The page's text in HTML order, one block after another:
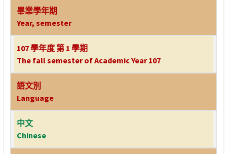
畢業學年期
Year, semester
107 學年度 第 1 學期
The fall semester of Academic Year 107
語文別
Language
中文
Chinese